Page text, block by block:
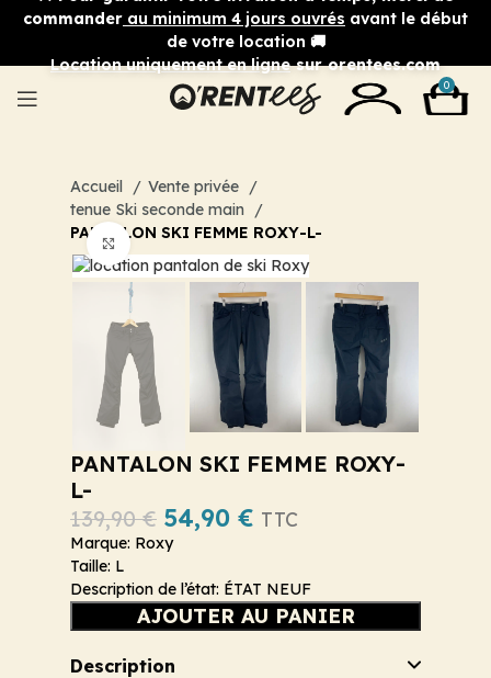
commander au minimum 4 jours ouvrés avant le début
de votre location 🚚
Location uniquement en lignesur orentees.com
0
Accueil
Vente privée
tenue Ski seconde main
PANTALON SKI FEMME ROXY-L-
Cliquez pour agrandir
PANTALON SKI FEMME ROXY-
L-
139,90€ 54,90 € TTC
Marque: Roxy
Taille: L
Description de l’état: ÉTAT NEUF
AJOUTER AU PANIER
Description